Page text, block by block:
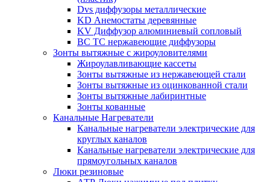
Dvs диффузоры металлические
KD Анемостаты деревянные
KV Диффузор алюминиевый сопловый
ВС ТС нержавеющие диффузоры
Зонты вытяжные с жироуловителями
Жироулавливающие кассеты
Зонты вытяжные из нержавеющей стали
Зонты вытяжные из оцинкованной стали
Зонты вытяжные лабиринтные
Зонты кованные
Канальные Нагреватели
Канальные нагреватели электрические для
круглых каналов
Канальные нагреватели электрические для
прямоугольных каналов
Люки резиновые